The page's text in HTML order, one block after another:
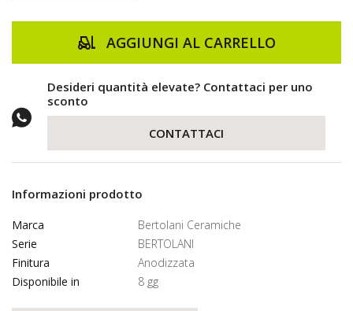
AGGIUNGI AL CARRELLO
Desideri quantità elevate? Contattaci per uno
sconto
CONTATTACI
Informazioni prodotto
Marca
Bertolani Ceramiche
Serie
BERTOLANI
Finitura
Anodizzata
Disponibile in
8 gg